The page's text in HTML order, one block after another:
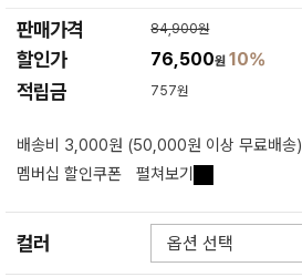
판매가격 84,900원
할인가 76,500원10%
적립금 757원
배송비 3,000원 (50,000원 이상 무료배송)
멤버십 할인쿠폰
펼쳐보기
컬러